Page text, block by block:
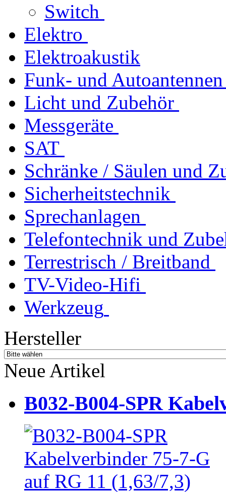
Switch
Elektro
Elektroakustik
Funk- und Autoantennen
Licht und Zubehör
Messgeräte
SAT
Schränke / Säulen und
Sicherheitstechnik
Sprechanlagen
Telefontechnik und
Terrestrisch / Breitband
TV-Video-Hifi
Werkzeug
Hersteller
Neue Artikel
B032-B004-SPR